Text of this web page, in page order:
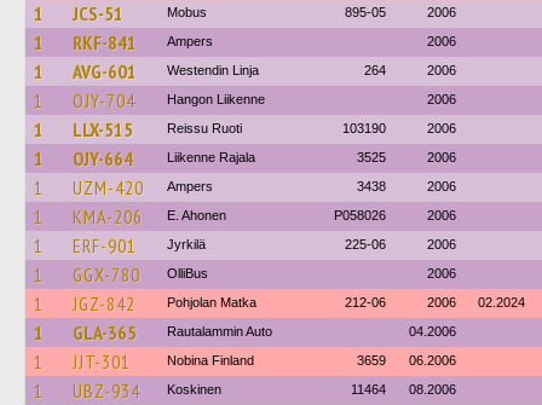
1 JCS-51 Mobus 895-05 2006
1 RKF-841 Ampers 2006
1 AVG-601 Westendin Linja 264 2006
1 OJY-704 Hangon Liikenne 2006
1 LLX-515 Reissu Ruoti 103190 2006
1 OJY-664 Liikenne Rajala 3525 2006
1 UZM-420 Ampers 3438 2006
1 KMA-206 E. Ahonen P058026 2006
1 ERF-901 Jyrkilä 225-06 2006
1 GGX-780 OlliBus 2006
1 JGZ-842 Pohjolan Matka 212-06 2006 02.2024
1 GLA-365 Rautalammin Auto 04.2006
1 JJT-301 Nobina Finland 3659 06.2006
1 UBZ-934 Koskinen 11464 08.2006